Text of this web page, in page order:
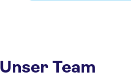
Unser Team